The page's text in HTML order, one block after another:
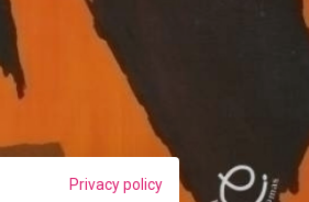
Privacy policy